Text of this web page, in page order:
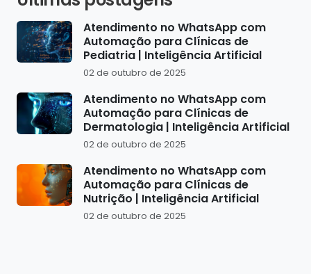
Atendimento no WhatsApp com
Automação para Clínicas de
Pediatria | Inteligência Artificial
02 de outubro de 2025
Atendimento no WhatsApp com
Automação para Clínicas de
Dermatologia | Inteligência Artificial
02 de outubro de 2025
Atendimento no WhatsApp com
Automação para Clínicas de
Nutrição | Inteligência Artificial
02 de outubro de 2025